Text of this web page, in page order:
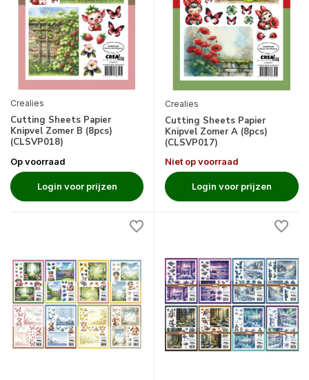
Crealies
Cutting Sheets Papier
Knipvel Zomer B (8pcs)
(CLSVP018)
Op voorraad
Login voor prijzen
Crealies
Cutting Sheets Papier
Knipvel Zomer A (8pcs)
(CLSVP017)
Niet op voorraad
Login voor prijzen